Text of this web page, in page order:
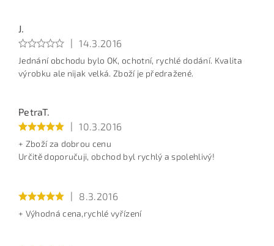
J.
| 14.3.2016
Jednání obchodu bylo OK, ochotní, rychlé dodání. Kvalita
výrobku ale nijak velká. Zboží je předražené.
PetraT.
| 10.3.2016
+ Zboží za dobrou cenu
Určitě doporučuji, obchod byl rychlý a spolehlivý!
| 8.3.2016
+ Výhodná cena,rychlé vyřízení